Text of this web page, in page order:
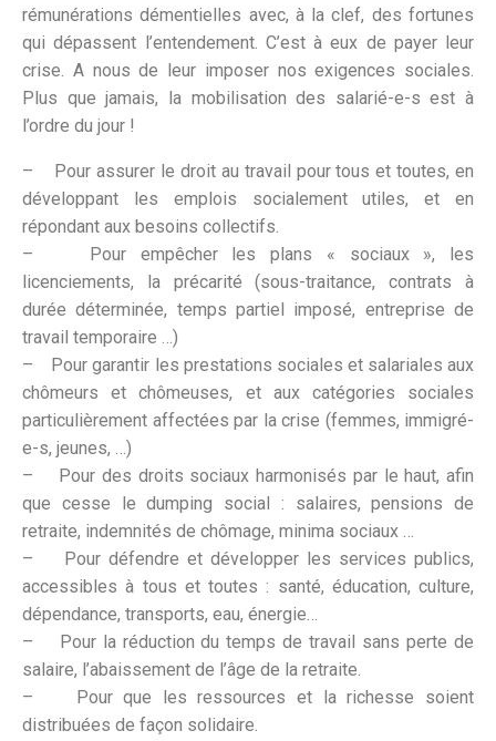
rémunérations démentielles avec, à la clef, des fortunes
qui dépassent l’entendement. C’est à eux de payer leur
crise. A nous de leur imposer nos exigences sociales.
Plus que jamais, la mobilisation des salarié-e-s est à
l’ordre du jour !
– Pour assurer le droit au travail pour tous et toutes, en
développant les emplois socialement utiles, et en
répondant aux besoins collectifs.
– Pour empêcher les plans « sociaux », les
licenciements, la précarité (sous-traitance, contrats à
durée déterminée, temps partiel imposé, entreprise de
travail temporaire …)
– Pour garantir les prestations sociales et salariales aux
chômeurs et chômeuses, et aux catégories sociales
particulièrement affectées par la crise (femmes, immigré-
e-s, jeunes, …)
– Pour des droits sociaux harmonisés par le haut, afin
que cesse le dumping social : salaires, pensions de
retraite, indemnités de chômage, minima sociaux …
– Pour défendre et développer les services publics,
accessibles à tous et toutes : santé, éducation, culture,
dépendance, transports, eau, énergie…
– Pour la réduction du temps de travail sans perte de
salaire, l’abaissement de l’âge de la retraite.
– Pour que les ressources et la richesse soient
distribuées de façon solidaire.